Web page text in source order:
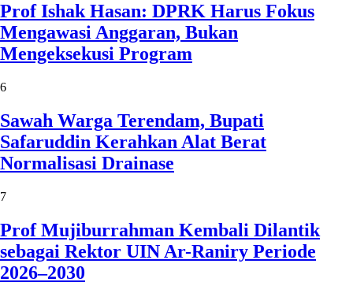
Prof Ishak Hasan: DPRK Harus Fokus
Mengawasi Anggaran, Bukan
Mengeksekusi Program
6
Sawah Warga Terendam, Bupati
Safaruddin Kerahkan Alat Berat
Normalisasi Drainase
7
Prof Mujiburrahman Kembali Dilantik
sebagai Rektor UIN Ar-Raniry Periode
2026–2030